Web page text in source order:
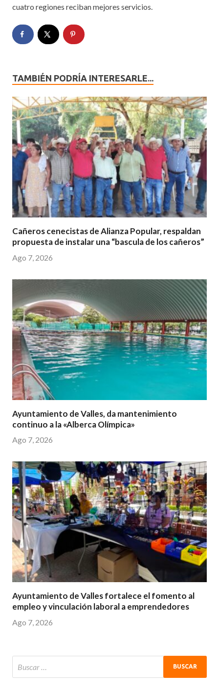
cuatro regiones reciban mejores servicios.
TAMBIÉN PODRÍA INTERESARLE...
Cañeros cenecistas de Alianza Popular, respaldan
propuesta de instalar una “bascula de los cañeros”
Ago 7, 2026
Ayuntamiento de Valles, da mantenimiento
continuo a la «Alberca Olímpica»
Ago 7, 2026
Ayuntamiento de Valles fortalece el fomento al
empleo y vinculación laboral a emprendedores
Ago 7, 2026